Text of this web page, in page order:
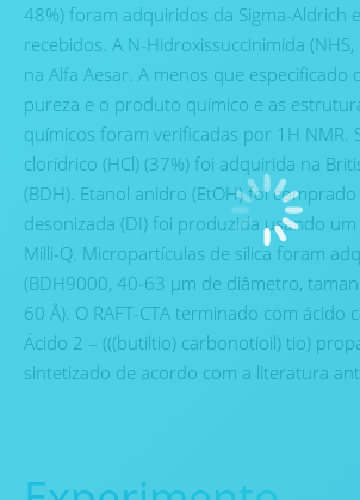
48%) foram adquiridos da Sigma-Aldrich
recebidos. A N-Hidroxissuccinimida
na Alfa Aesar. A menos que especificado
pureza e o produto químico e as
químicos foram verificadas por 1H NMR.
clorídrico (HCl) (37%) foi adquirida na
(BDH). Etanol anidro (EtOH) foi
desonizada (DI) foi produzida usando
Milli-Q. Micropartículas de sílica foram
(BDH9000, 40-63 μm de diâmetro,
60 Å). O RAFT-CTA terminado com ácido
Ácido 2 – (((butiltio) carbonotioil) tio)
sintetizado de acordo com a literatura